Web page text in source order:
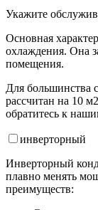
Укажите
Основная
охлаждения. Она
помещения.
Для большинства
рассчитан на 10
обратитесь к
инверторный
Инверторный
плавно менять
преимуществ: